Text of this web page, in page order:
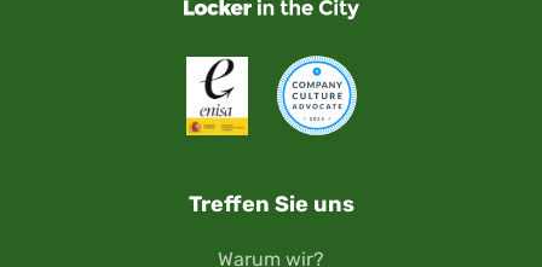
Treffen Sie uns
Warum wir?